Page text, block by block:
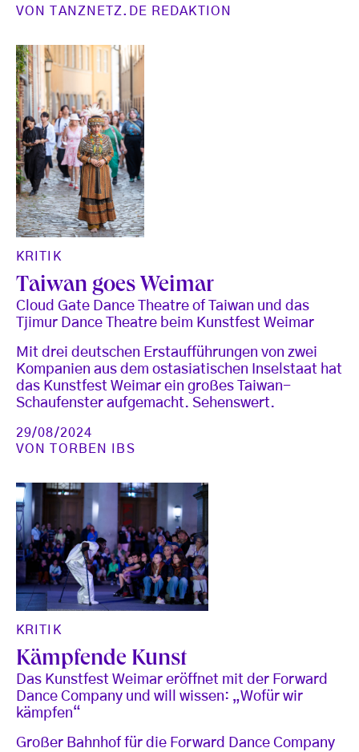
VON
TANZNETZ.DE REDAKTION
KRITIK
Taiwan goes Weimar
Cloud Gate Dance Theatre of Taiwan und das
Tjimur Dance Theatre beim Kunstfest Weimar
Mit drei deutschen Erstaufführungen von zwei
Kompanien aus dem ostasiatischen Inselstaat hat
das Kunstfest Weimar ein großes Taiwan-
Schaufenster aufgemacht. Sehenswert.
29/08/2024
VON
TORBEN IBS
KRITIK
Kämpfende Kunst
Das Kunstfest Weimar eröffnet mit der Forward
Dance Company und will wissen: „Wofür wir
kämpfen“
Großer Bahnhof für die Forward Dance Company